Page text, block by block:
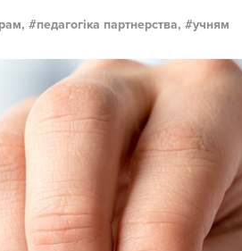
педагогіка партнерства, учням